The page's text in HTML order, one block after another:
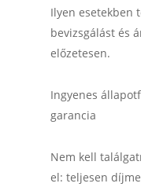
Ilyen esetekben
bevizsgálást és
előzetesen.
Ingyenes
garancia
Nem kell
el: teljesen